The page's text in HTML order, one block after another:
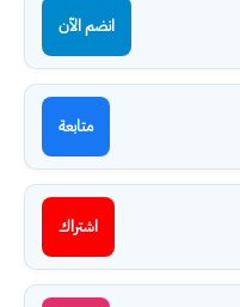
انضم الآن
متابعة
اشتراك